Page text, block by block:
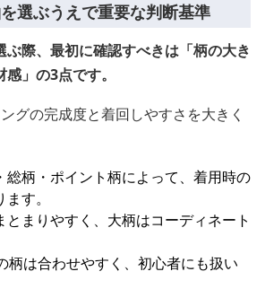
選ぶうえで重要な判断基準
ぶ際、最初に確認すべきは「柄の大き
」の3点です。
グの完成度と着回しやすさを大きく
総柄・ポイント柄によって、着用時の
す。
まりやすく、大柄はコーディネート
柄は合わせやすく、初心者にも扱い